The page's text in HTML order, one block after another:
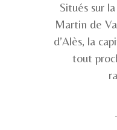
​Situés sur
Martin de
d’Alès, la
tout